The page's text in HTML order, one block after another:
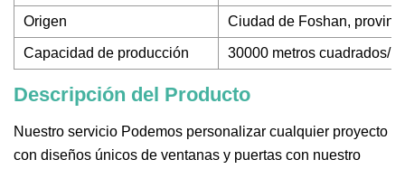
Origen Ciudad de Foshan,
Capacidad de producción 30000 metros cuadrados/
Descripción del Producto
Nuestro servicio Podemos personalizar cualquier proyecto
con diseños únicos de ventanas y puertas con nuestro